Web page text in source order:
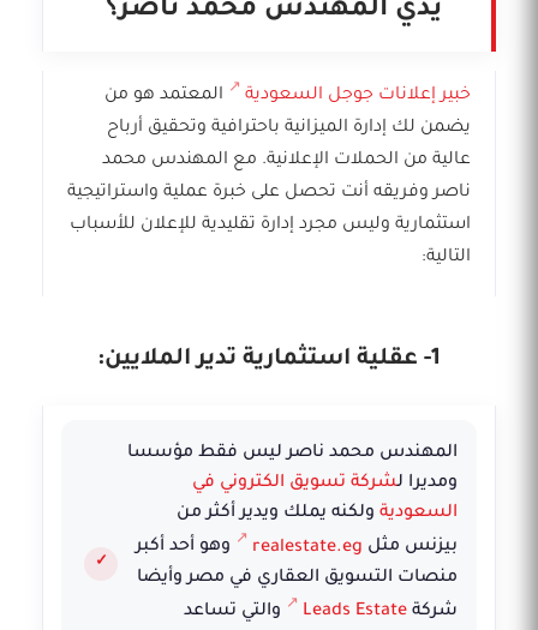
يدي المهندس محمد ناصر؟
خبير إعلانات جوجل السعودية
المعتمد هو من
يضمن لك إدارة الميزانية باحترافية وتحقيق أرباح
عالية من الحملات الإعلانية. مع المهندس محمد
ناصر وفريقه أنت تحصل على خبرة عملية واستراتيجية
استثمارية وليس مجرد إدارة تقليدية للإعلان للأسباب
التالية:
1- عقلية استثمارية تدير الملايين:
المهندس محمد ناصر ليس فقط مؤسسا
ومديرا لشركة تسويق الكتروني في
السعودية ولكنه يملك ويدير أكثر من
بيزنس مثل realestate.eg
وهو أحد أكبر
منصات التسويق العقاري في مصر وأيضا
شركة Leads Estate
والتي تساعد